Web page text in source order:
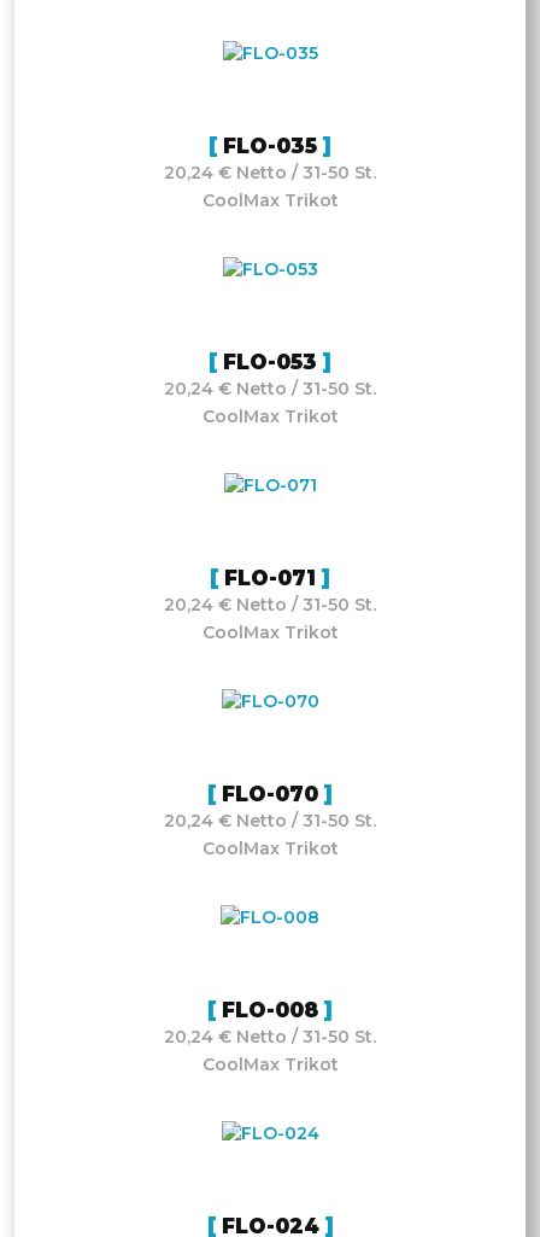
FLO-035
20,24 € Netto / 31-50 St.
CoolMax Trikot
FLO-053
20,24 € Netto / 31-50 St.
CoolMax Trikot
FLO-071
20,24 € Netto / 31-50 St.
CoolMax Trikot
FLO-070
20,24 € Netto / 31-50 St.
CoolMax Trikot
FLO-008
20,24 € Netto / 31-50 St.
CoolMax Trikot
FLO-024